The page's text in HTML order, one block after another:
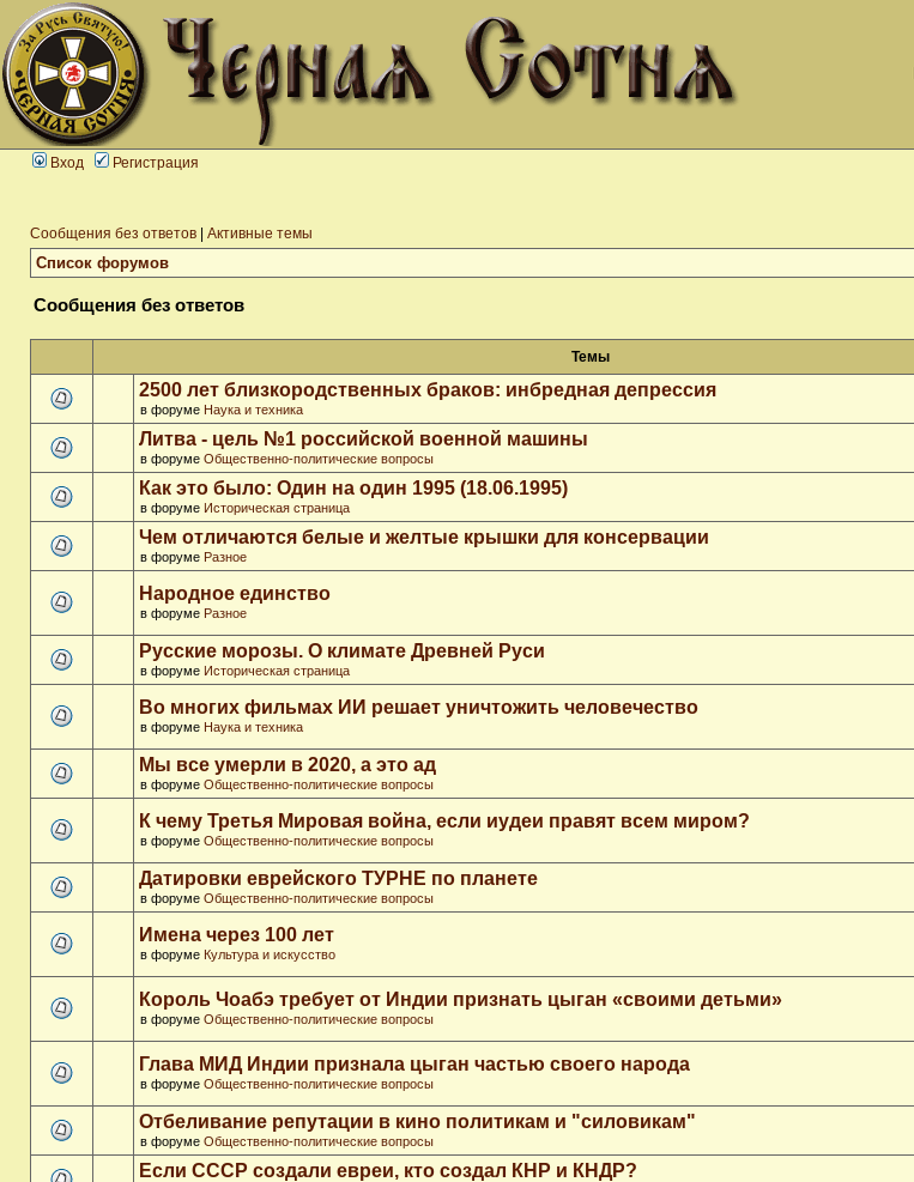
Вход Регистрация
Сообщения без ответов Активные темы
Список форумов
Сообщения без ответов
Темы
2500 лет близкородственных браков: инбредная депрессия
в форуме Наука и техника
Литва - цель №1 российской военной машины
в форуме Общественно-политические вопросы
Как это было: Один на один 1995 (18.06.1995)
в форуме Историческая страница
Чем отличаются белые и желтые крышки для консервации
в форуме Разное
Народное единство
в форуме Разное
Русские морозы. О климате Древней Руси
в форуме Историческая страница
Во многих фильмах ИИ решает уничтожить человечество
в форуме Наука и техника
Мы все умерли в 2020, а это ад
в форуме Общественно-политические вопросы
К чему Третья Мировая война, если иудеи правят всем миром?
в форуме Общественно-политические вопросы
Датировки еврейского ТУРНЕ по планете
в форуме Общественно-политические вопросы
Имена через 100 лет
в форуме Культура и искусство
Король Чоабэ требует от Индии признать цыган «своими детьми»
в форуме Общественно-политические вопросы
Глава МИД Индии признала цыган частью своего народа
в форуме Общественно-политические вопросы
Отбеливание репутации в кино политикам и "силовикам"
в форуме Общественно-политические вопросы
Если СССР создали евреи, кто создал КНР и КНДР?